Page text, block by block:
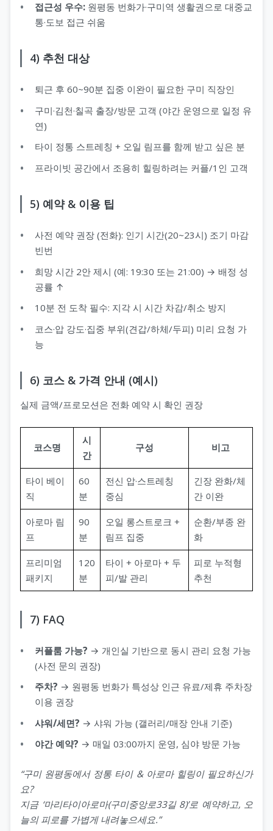
접근성 우수: 원평동 번화가·구미역 생활권으로 대중교
통·도보 접근 쉬움
4) 추천 대상
퇴근 후 60~90분 집중 이완이 필요한 구미 직장인
구미·김천·칠곡 출장/방문 고객 (야간 운영으로 일정 유
연)
타이 정통 스트레칭 + 오일 림프를 함께 받고 싶은 분
프라이빗 공간에서 조용히 힐링하려는 커플/1인 고객
5) 예약 & 이용 팁
사전 예약 권장 (전화): 인기 시간(20~23시) 조기 마감
빈번
희망 시간 2안 제시 (예: 19:30 또는 21:00) → 배정 성
공률 ↑
10분 전 도착 필수: 지각 시 시간 차감/취소 방지
코스·압 강도·집중 부위(견갑/하체/두피) 미리 요청 가
능
6) 코스 & 가격 안내 (예시)
실제 금액/프로모션은 전화 예약 시 확인 권장
코스명
시
간
구성 비고
타이 베이
직
60
분
전신 압·스트레칭
중심
긴장 완화/체
간 이완
아로마 림
프
90
분
오일 롱스트로크 +
림프 집중
순환/부종 완
화
프리미엄
패키지
120
분
타이 + 아로마 + 두
피/발 관리
피로 누적형
추천
7) FAQ
커플룸 가능? → 개인실 기반으로 동시 관리 요청 가능
(사전 문의 권장)
주차? → 원평동 번화가 특성상 인근 유료/제휴 주차장
이용 권장
샤워/세면? → 샤워 가능 (갤러리/매장 안내 기준)
야간 예약? → 매일 03:00까지 운영, 심야 방문 가능
“구미 원평동에서 정통 타이 & 아로마 힐링이 필요하신가
요?
지금 ‘마리타이아로마(구미중앙로33길 8)’로 예약하고, 오
늘의 피로를 가볍게 내려놓으세요.”